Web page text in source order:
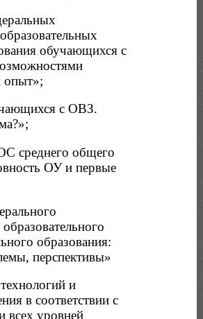
обучающихся с
опыт»;
с ОВЗ.
среднего общего
ОУ и первые
образования:
перспективы»
и
в соответствии с
уровней